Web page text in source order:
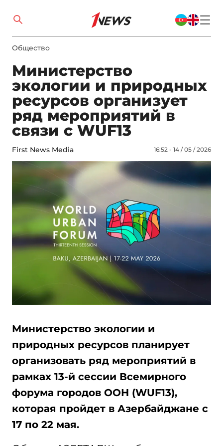
Общество
Министерство
экологии и природных
ресурсов организует
ряд мероприятий в
связи с WUF13
First News Media 16:52 - 14 / 05 / 2026
Министерство экологии и
природных ресурсов планирует
организовать ряд мероприятий в
рамках 13-й сессии Всемирного
форума городов ООН (WUF13),
которая пройдет в Азербайджане с
17 по 22 мая.